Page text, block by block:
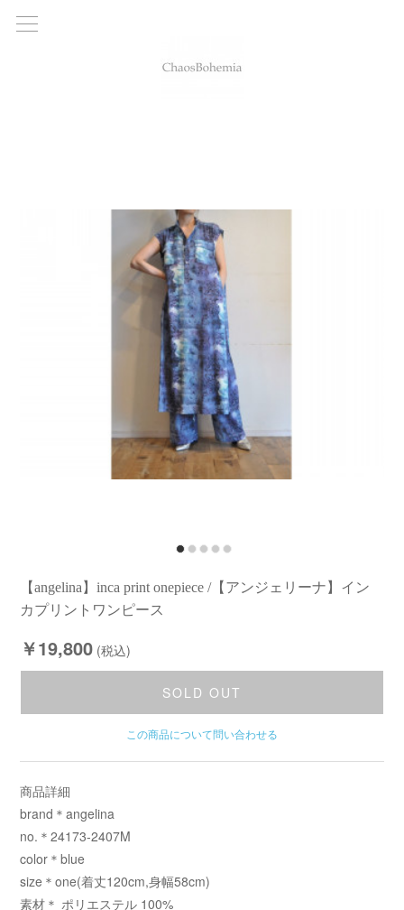
【angelina】inca print onepiece /【アンジェリーナ】イン
カプリントワンピース
￥19,800 (税込)
SOLD OUT
この商品について問い合わせる
商品詳細
brand＊angelina
no.＊24173-2407M
color＊blue
size＊one(着丈120cm,身幅58cm)
素材＊ ポリエステル 100%